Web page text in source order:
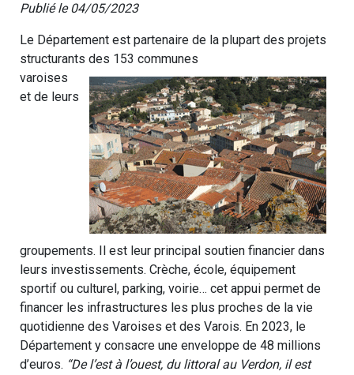
Publié le 04/05/2023
Le Département est partenaire de la plupart des projets
structurants des 153 communes
varoises
et de leurs
groupements. Il est leur principal soutien financier dans
leurs investissements. Crèche, école, équipement
sportif ou culturel, parking, voirie… cet appui permet de
financer les infrastructures les plus proches de la vie
quotidienne des Varoises et des Varois. En 2023, le
Département y consacre une enveloppe de 48 millions
d’euros. “De l’est à l’ouest, du littoral au Verdon, il est